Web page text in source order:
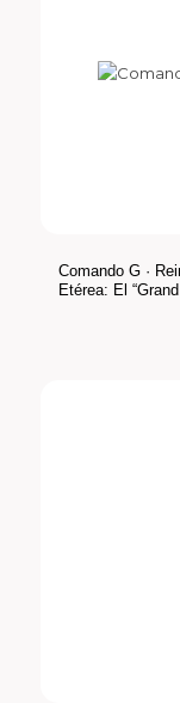
Comando G ·
Etérea: El “Grand